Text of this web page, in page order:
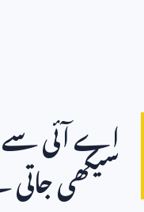
اے آئی سے
سیکھی